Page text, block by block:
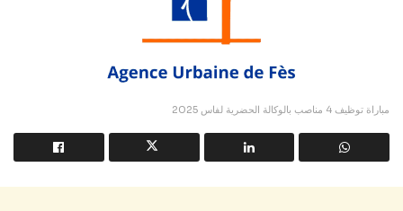
مباراة توظيف 4 مناصب بالوكالة الحضرية لفاس 2025